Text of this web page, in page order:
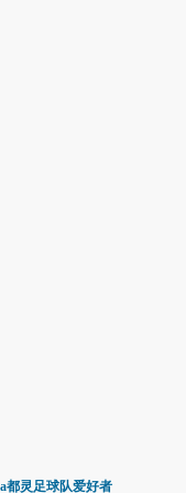
都灵足球队爱好者